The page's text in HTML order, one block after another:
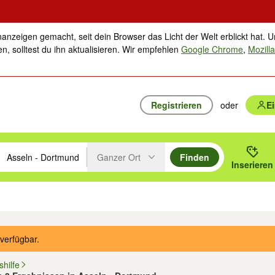
gemacht, seit dein Browser das Licht der Welt erblickt hat.
solltest du ihn aktualisieren. Wir empfehlenGoogle Chrome,
Registrieren oder
mit den Pfeiltasten nach oben/unten durchsuchen und mit
oder Ort eingeben. Eingabetaste drücken um zu suchen, oder
Ganzer Ort
Finden
Inserieren